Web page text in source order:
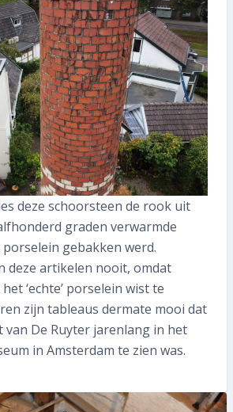
deze schoorsteen de rook uit
graden verwarmde
gebakken werd.
deze artikelen nooit, omdat
‘echte’ porselein wist te
zijn tableaus dermate mooi dat
De Ruyter jarenlang in het
in Amsterdam te zien was.